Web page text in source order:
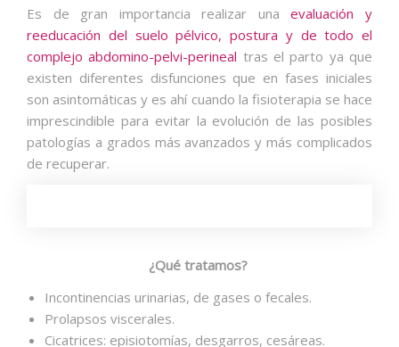
Es de gran importancia realizar una evaluación y
reeducación del suelo pélvico, postura y de todo el
complejo abdomino-pelvi-perineal tras el parto ya que
existen diferentes disfunciones que en fases iniciales
son asintomáticas y es ahí cuando la fisioterapia se hace
imprescindible para evitar la evolución de las posibles
patologías a grados más avanzados y más complicados
de recuperar.
¿Qué tratamos?
Incontinencias urinarias, de gases o fecales.
Prolapsos viscerales.
Cicatrices: episiotomías, desgarros, cesáreas.